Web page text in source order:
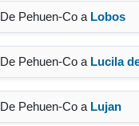
De Pehuen-Co a Lobos
De Pehuen-Co a Lucila
De Pehuen-Co a Lujan